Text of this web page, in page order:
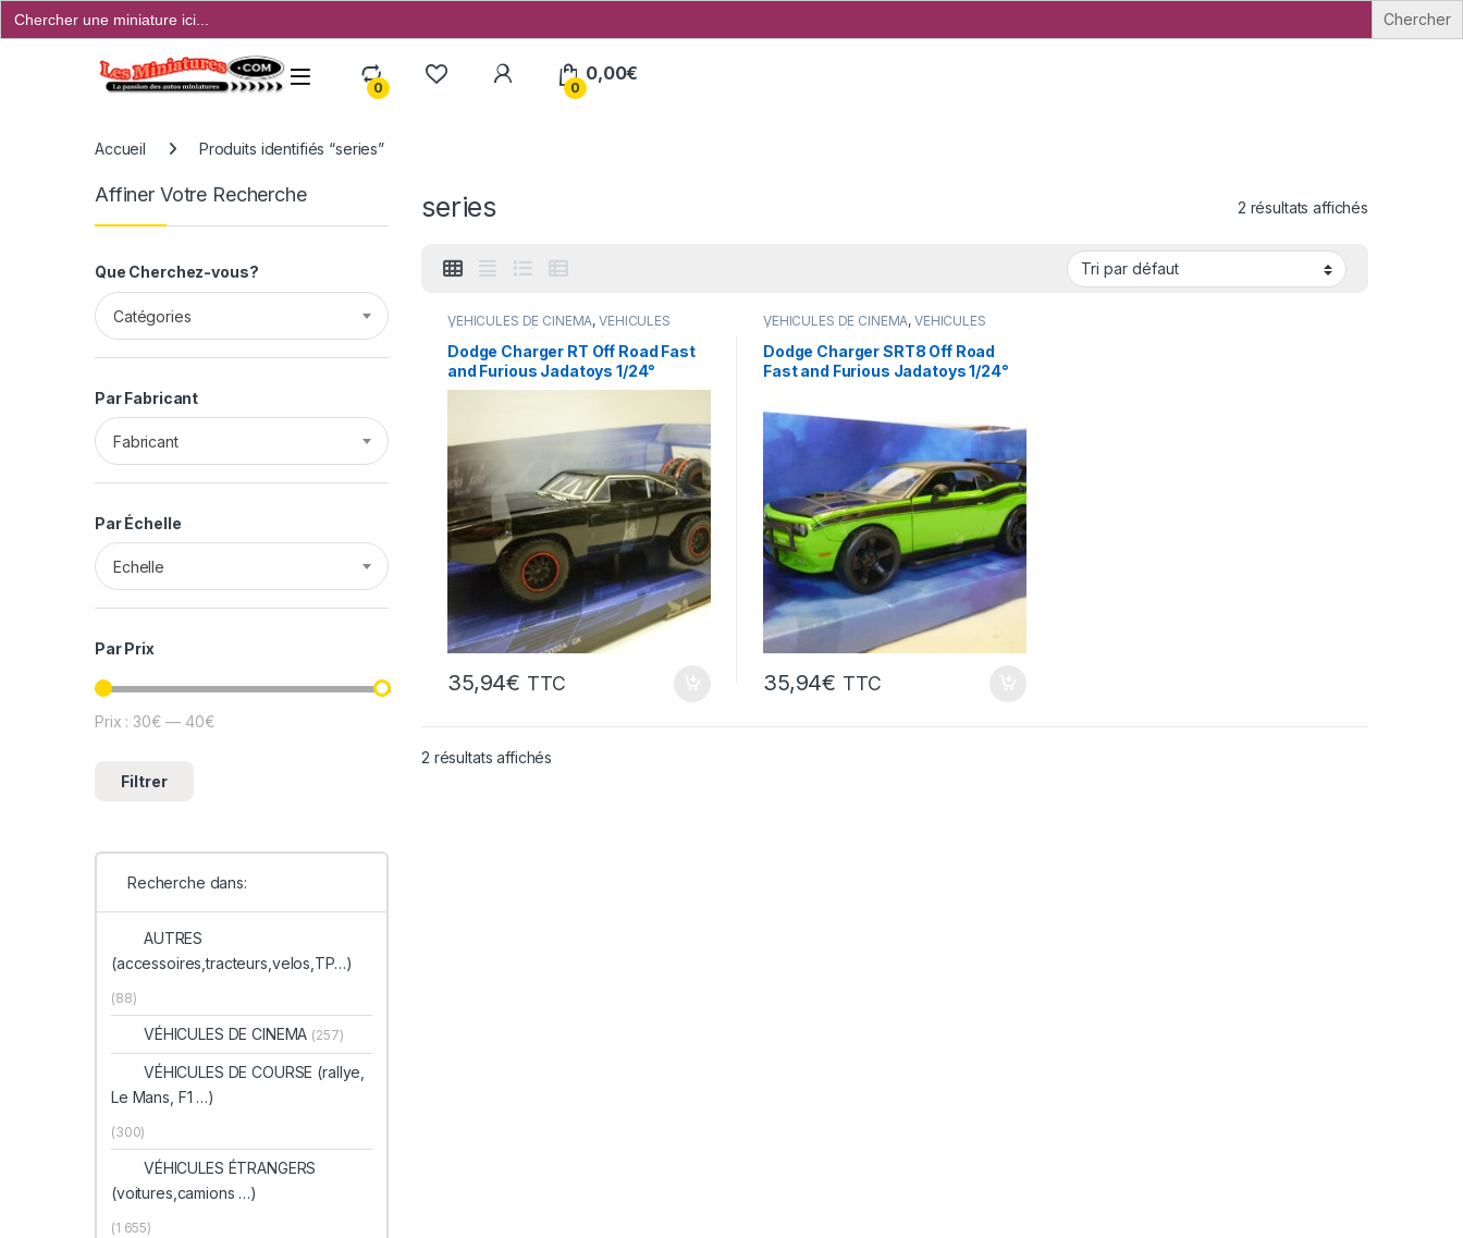
Search
for:
Open
0
My Account
0
0,00€
Accueil Produits identifiés “series”
series 2 résultats affichés
VÉHICULES DE CINEMA,VÉHICULES
ÉTRANGERS (voitures,camions ...)
Dodge Charger RT Off Road Fast
and Furious Jadatoys 1/24°
35,94€ TTC
VÉHICULES DE CINEMA,VÉHICULES
ÉTRANGERS (voitures,camions ...)
Dodge Charger SRT8 Off Road
Fast and Furious Jadatoys 1/24°
35,94€ TTC
2 résultats affichés
Affiner Votre Recherche
Que Cherchez-vous?
Catégories
Par Fabricant
Fabricant
Par Échelle
Echelle
Par Prix
Prix min
Prix max
Filtrer
Prix :30€ — 40€
Recherche dans:
AUTRES
(accessoires,tracteurs,velos,TP…)
(88)
VÉHICULES DE CINEMA (257)
VÉHICULES DE COURSE (rallye,
Le Mans, F1 …)
(300)
VÉHICULES ÉTRANGERS
(voitures,camions …)
(1 655)